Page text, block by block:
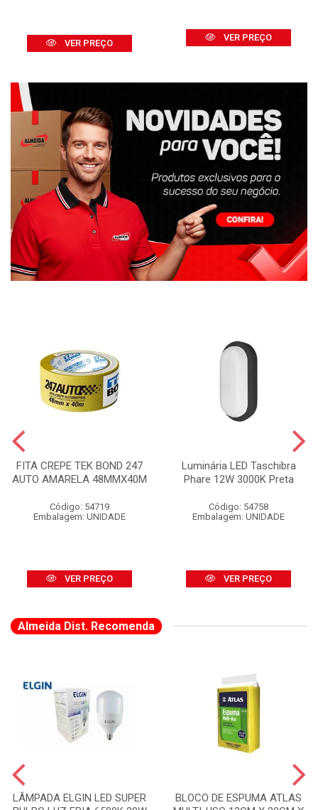
VER PREÇO
VER PREÇO
FITA CREPE TEK BOND 247
AUTO AMARELA 48MMX40M
Código: 54719
Embalagem: UNIDADE
VER PREÇO
Luminária LED Taschibra
Phare 12W 3000K Preta
Código: 54758
Embalagem: UNIDADE
VER PREÇO
Almeida Dist. Recomenda
LÂMPADA ELGIN LED SUPER
BLOCO DE ESPUMA ATLAS